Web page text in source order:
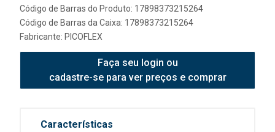
Código de Barras do Produto: 17898373215264
Código de Barras da Caixa: 17898373215264
Fabricante: PICOFLEX
Faça seu login ou
cadastre-se para ver preços e comprar
Características